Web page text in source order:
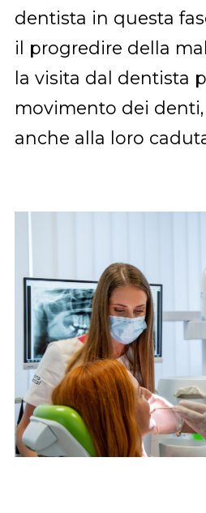
dentista in questa
il progredire della
la visita dal dentista
movimento dei
anche alla loro